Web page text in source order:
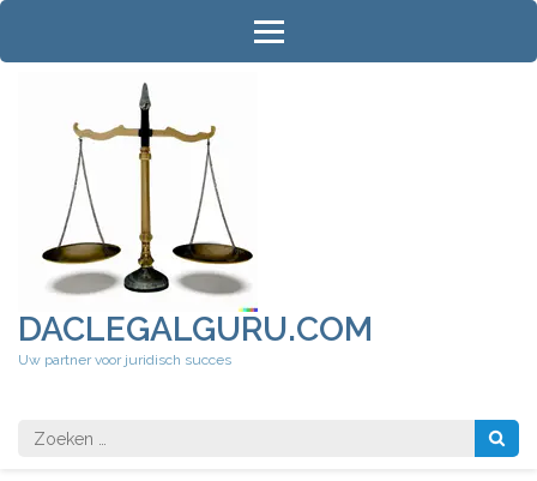
Ga
inhoud
DACLEGALGURU.COM
Uw partner voor juridisch succes
Zoeken
naar: